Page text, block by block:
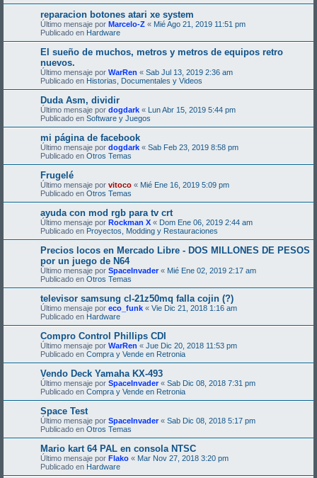
reparacion botones atari xe system
Último mensaje por Marcelo-Z « Mié Ago 21, 2019 11:51 pm
Publicado en Hardware
El sueño de muchos, metros y metros de equipos retro
nuevos.
Último mensaje por WarRen « Sab Jul 13, 2019 2:36 am
Publicado en Historias, Documentales y Videos
Duda Asm, dividir
Último mensaje por dogdark « Lun Abr 15, 2019 5:44 pm
Publicado en Software y Juegos
mi página de facebook
Último mensaje por dogdark « Sab Feb 23, 2019 8:58 pm
Publicado en Otros Temas
Frugelé
Último mensaje por vitoco « Mié Ene 16, 2019 5:09 pm
Publicado en Otros Temas
ayuda con mod rgb para tv crt
Último mensaje por Rockman X « Dom Ene 06, 2019 2:44 am
Publicado en Proyectos, Modding y Restauraciones
Precios locos en Mercado Libre - DOS MILLONES DE PESOS
por un juego de N64
Último mensaje por SpaceInvader« Mié Ene 02, 2019 2:17 am
Publicado en Otros Temas
televisor samsung cl-21z50mq falla cojin (?)
Último mensaje por eco_funk « Vie Dic 21, 2018 1:16 am
Publicado en Hardware
Compro Control Phillips CDI
Último mensaje por WarRen « Jue Dic 20, 2018 11:53 pm
Publicado en Compra y Vende en Retronia
Vendo Deck Yamaha KX-493
Último mensaje por SpaceInvader« Sab Dic 08, 2018 7:31 pm
Publicado en Compra y Vende en Retronia
Space Test
Último mensaje por SpaceInvader« Sab Dic 08, 2018 5:17 pm
Publicado en Otros Temas
Mario kart 64 PAL en consola NTSC
Último mensaje por Flako « Mar Nov 27, 2018 3:20 pm
Publicado en Hardware